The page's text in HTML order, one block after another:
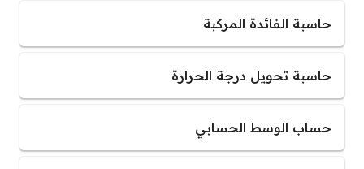
حاسبة الفائدة المركبة
حاسبة تحويل درجة الحرارة
حساب الوسط الحسابي